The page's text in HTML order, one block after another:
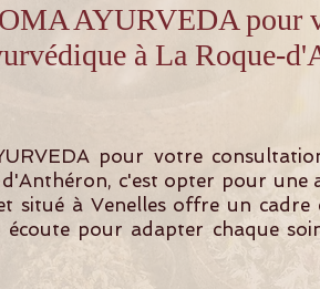
AYURVEDA pour
à La Roque-
pour votre
c'est opter pour une
situé à Venelles offre un cadre
pour adapter chaque